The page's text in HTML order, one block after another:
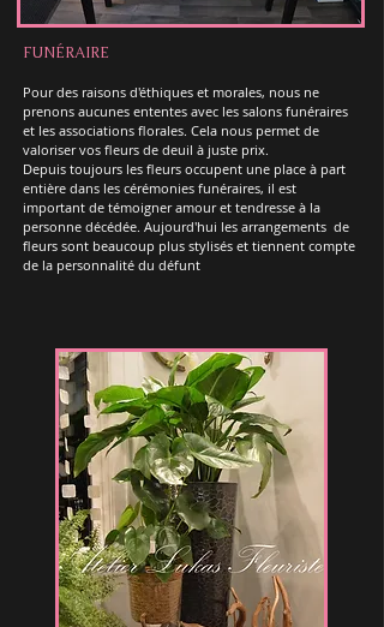
FUNÉRAIRE
Pour des raisons d'éthiques et morales, nous ne
prenons aucunes ententes avec les salons funéraires
et les associations florales. Cela nous permet de
valoriser vos fleurs de deuil à juste prix.
Depuis toujours les fleurs occupent une place à part
entière dans les cérémonies funéraires, il est
important de témoigner amour et tendresse à la
personne décédée. Aujourd'hui les arrangements de
fleurs sont beaucoup plus stylisés et tiennent compte
de la personnalité du défunt